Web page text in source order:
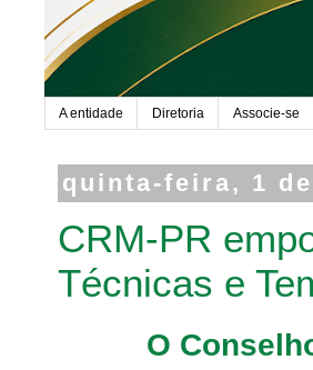
A entidade Diretoria Associe-se
quinta-feira, 1
CRM-PR
Técnicas e
O Conselho